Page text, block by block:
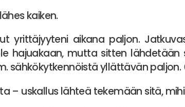
kaiken.
yrittäjyyteni aikana paljon.
hajuakaan, mutta sitten
sähkökytkennöistä yllättävän paljon.
– uskallus lähteä tekemään sitä,